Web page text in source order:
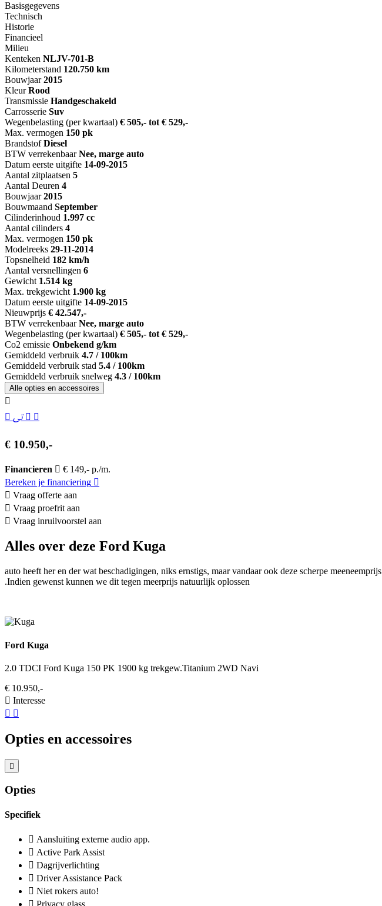
Basisgegevens
Technisch
Historie
Financieel
Milieu
Kenteken NLJV-701-B
Kilometerstand 120.750 km
Bouwjaar 2015
Kleur Rood
Transmissie Handgeschakeld
Carrosserie Suv
Wegenbelasting (per kwartaal) € 505,- tot € 529,-
Max. vermogen 150 pk
Brandstof Diesel
BTW verrekenbaar Nee, marge auto
Datum eerste uitgifte 14-09-2015
Aantal zitplaatsen 5
Aantal Deuren 4
Bouwjaar 2015
Bouwmaand September
Cilinderinhoud 1.997 cc
Aantal cilinders 4
Max. vermogen 150 pk
Modelreeks 29-11-2014
Topsnelheid 182 km/h
Aantal versnellingen 6
Gewicht 1.514 kg
Max. trekgewicht 1.900 kg
Datum eerste uitgifte 14-09-2015
Nieuwprijs € 42.547,-
BTW verrekenbaar Nee, marge auto
Wegenbelasting (per kwartaal) € 505,- tot € 529,-
Co2 emissie Onbekend g/km
Gemiddeld verbruik 4.7 / 100km
Gemiddeld verbruik stad 5.4 / 100km
Gemiddeld verbruik snelweg 4.3 / 100km
Alle opties en accessoires
€ 10.950,-
Financieren
€ 149,- p./m.
Bereken je financiering
Vraag offerte aan
Vraag proefrit aan
Vraag inruilvoorstel aan
Alles over deze Ford Kuga
auto heeft her en der wat beschadigingen, niks ernstigs, maar vandaar ook deze scherpe meeneemprijs
.Indien gewenst kunnen we dit tegen meerprijs natuurlijk oplossen
Ford Kuga
2.0 TDCI Ford Kuga 150 PK 1900 kg trekgew.Titanium 2WD Navi
€ 10.950,-
Interesse
Opties en accessoires
Opties
Specifiek
Aansluiting externe audio app.
Active Park Assist
Dagrijverlichting
Driver Assistance Pack
Niet rokers auto!
Privacy glass